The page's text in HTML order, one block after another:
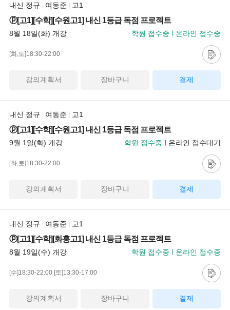
내신 정규 여동준 고1
ⓟ[고1][수학][수원고1] 내신 1등급 독점 프로젝트
8월 18일(화) 개강 학원 접수중 온라인 접수중
[화,토]18:30-22:00
강의계획서 장바구니 결제
내신 정규 여동준 고1
ⓟ[고1][수학][수원고1] 내신 1등급 독점 프로젝트
9월 1일(화) 개강 학원 접수중 온라인 접수대기
[화,토]18:30-22:00
강의계획서 장바구니 결제
내신 정규 여동준 고1
ⓟ[고1][수학][화홍고1] 내신 1등급 독점 프로젝트
8월 19일(수) 개강 학원 접수중 온라인 접수중
[수]18:30-22:00 [토]13:30-17:00
강의계획서 장바구니 결제